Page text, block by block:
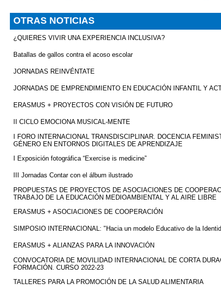
OTRAS NOTICIAS
¿QUIERES VIVIR UNA EXPERIENCIA INCLUSIVA?
Batallas de gallos contra el acoso escolar
JORNADAS REINVÉNTATE
JORNADAS DE EMPRENDIMIENTO EN EDUCACIÓN INFANTIL Y
ERASMUS + PROYECTOS CON VISIÓN DE FUTURO
II CICLO EMOCIONA MUSICAL-MENTE
I FORO INTERNACIONAL TRANSDISCIPLINAR. DOCENCIA
GÉNERO EN ENTORNOS DIGITALES DE APRENDIZAJE
I Exposición fotográfica “Exercise is medicine”
III Jornadas Contar con el álbum ilustrado
PROPUESTAS DE PROYECTOS DE ASOCIACIONES DE
TRABAJO DE LA EDUCACIÓN MEDIOAMBIENTAL Y AL AIRE LIBRE
ERASMUS + ASOCIACIONES DE COOPERACIÓN
SIMPOSIO INTERNACIONAL: "Hacia un modelo Educativo de la
ERASMUS + ALIANZAS PARA LA INNOVACIÓN
CONVOCATORIA DE MOVILIDAD INTERNACIONAL DE CORTA
FORMACIÓN. CURSO 2022-23
TALLERES PARA LA PROMOCIÓN DE LA SALUD ALIMENTARIA